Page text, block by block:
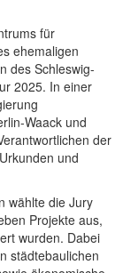
für
ehemaligen
des Schleswig-
2025. In einer
Waack und
der
und
wählte die Jury
Projekte aus,
wurden. Dabei
städtebaulichen